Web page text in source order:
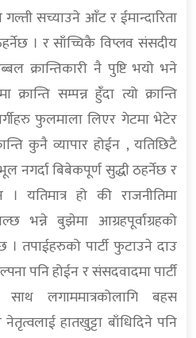
सच्याउने आँट र ईमान्दारिता
। र साँच्चिकै विप्लव संसदीय
क्रान्तिकारी नै पुष्टि भयो भने
सम्पन्न हुँंदा त्यो क्रान्ति
फुलमाला लिएर गेटमा भेटेर
कुनै व्यापार होईन , यतिछिटै
नगर्दा बिबेकपूर्ण सुद्धी ठहर्नेछ र
यतिमात्र हो की राजनीतिमा
भन्ने बुझेमा आग्रहपूर्वाग्रहको
तपाईहरुको पार्टी फुटाउने दाउ
पनि होईन र संसदवादमा पार्टी
लगाममात्रकोलागि बहस
हातखुट्टा बाँधिदिने पनि